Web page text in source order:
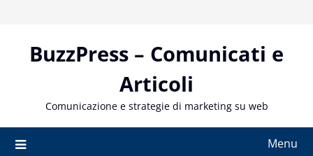
contentBuzzPress – Comunicati e
Articoli
Comunicazione e strategie di marketing su web
Menu